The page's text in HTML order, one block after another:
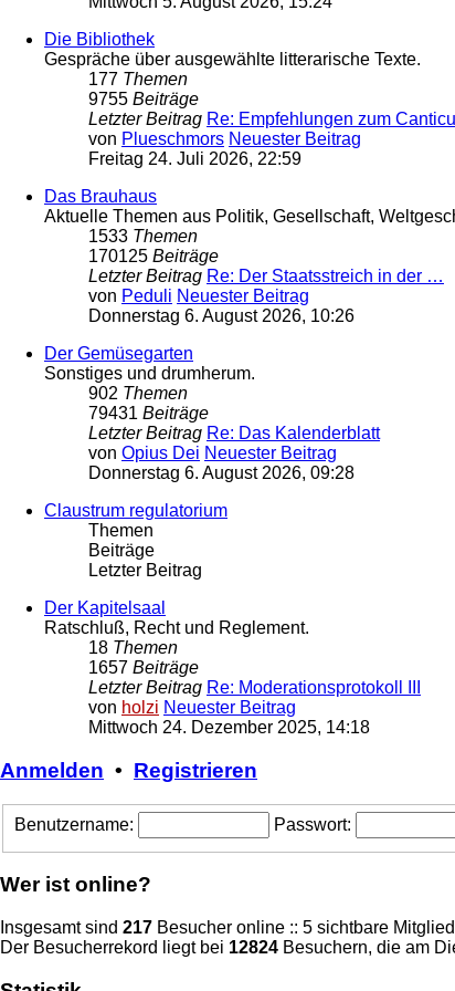
Die Bibliothek
Gespräche über ausgewählte litterarische Texte.
177 Themen
9755 Beiträge
Letzter Beitrag Re: Empfehlungen zum
von Plueschmors Neuester Beitrag
Freitag 24. Juli 2026, 22:59
Das Brauhaus
Aktuelle Themen aus Politik, Gesellschaft,
1533 Themen
170125 Beiträge
Letzter Beitrag Re: Der Staatsstreich in der …
von Peduli Neuester Beitrag
Donnerstag 6. August 2026, 10:26
Der Gemüsegarten
Sonstiges und drumherum.
902 Themen
79431 Beiträge
Letzter Beitrag Re: Das Kalenderblatt
von Opius Dei Neuester Beitrag
Donnerstag 6. August 2026, 09:28
Claustrum regulatorium
Themen
Beiträge
Letzter Beitrag
Der Kapitelsaal
Ratschluß, Recht und Reglement.
18 Themen
1657 Beiträge
Letzter Beitrag Re: Moderationsprotokoll III
von holzi Neuester Beitrag
Mittwoch 24. Dezember 2025, 14:18
Anmelden • Registrieren
Benutzername: Passwort:
Wer ist online?
Insgesamt sind 217 Besucher online :: 5 sichtbare
Der Besucherrekord liegt bei 12824 Besuchern, die am